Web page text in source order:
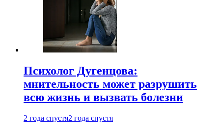
Психолог Дугенцова:
мнительность может разрушить
всю жизнь и вызвать болезни
2 года спустя2 года спустя